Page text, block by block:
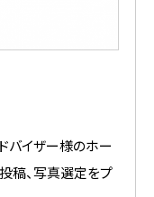
バイザー様のホー
稿、写真選定をプ